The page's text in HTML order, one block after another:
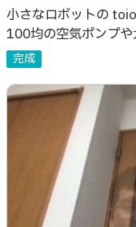
ーで toio を動か
小さなロボットの
100均の空気ポンプ
入力を toio を動かす
完成